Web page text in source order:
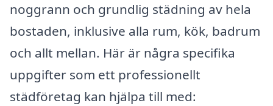
noggrann och grundlig städning av hela
bostaden, inklusive alla rum, kök, badrum
och allt mellan. Här är några specifika
uppgifter som ett professionellt
städföretag kan hjälpa till med: